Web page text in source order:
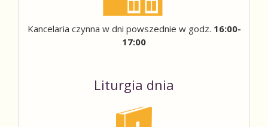
Kancelaria czynna w dni powszednie w godz. 16:00-
17:00
Liturgia dnia